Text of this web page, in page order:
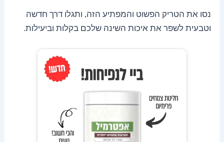
נסו את הטריק הפשוט והמפתיע הזה, ותגלו דרך חדשה
וטבעית לשפר את איכות השינה שלכם בקלות וביעילות.